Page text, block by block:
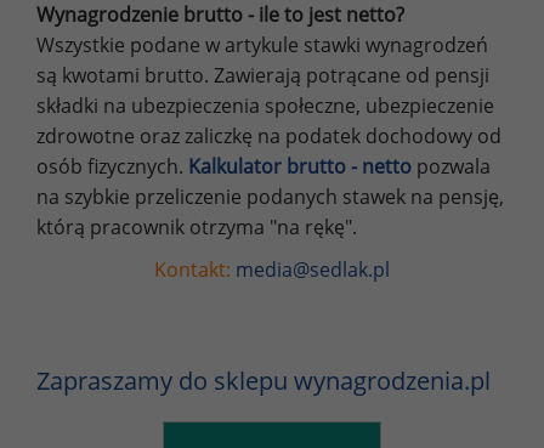
Wynagrodzenie brutto - ile to jest netto?
Wszystkie podane w artykule stawki wynagrodzeń
są kwotami brutto. Zawierają potrącane od pensji
składki na ubezpieczenia społeczne, ubezpieczenie
zdrowotne oraz zaliczkę na podatek dochodowy od
osób fizycznych. Kalkulator brutto - netto pozwala
na szybkie przeliczenie podanych stawek na pensję,
którą pracownik otrzyma "na rękę".
Kontakt: media@sedlak.pl
Zapraszamy do sklepu wynagrodzenia.pl